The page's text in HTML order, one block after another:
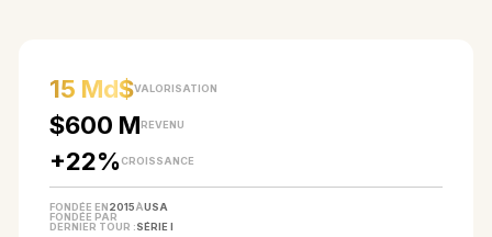
15 Md$VALORISATION
$600 MREVENU
+22%CROISSANCE
FONDÉE EN 2015ÀUSA
FONDÉE PAR
DERNIER TOUR :SÉRIE I